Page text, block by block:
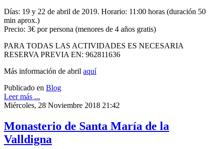
Días: 19 y 22 de abril de 2019. Horario: 11:00 horas (duración 50
min aprox.)
Precio: 3€ por persona (menores de 4 años gratis)
PARA TODAS LAS ACTIVIDADES ES NECESARIA
RESERVA PREVIA EN: 962811636
Más información de abril aquí
Publicado en Blog
Leer más ...
Miércoles, 28 Noviembre 2018 21:42
Monasterio de Santa María de la
Valldigna